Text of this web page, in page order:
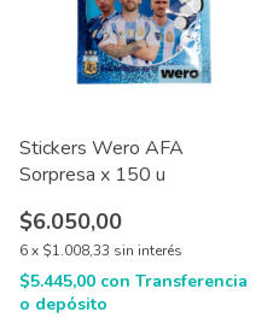
Stickers Wero AFA
Sorpresa x 150 u
$6.050,00
6x $1.008,33 sin interés
$5.445,00 con Transferencia
o depósito